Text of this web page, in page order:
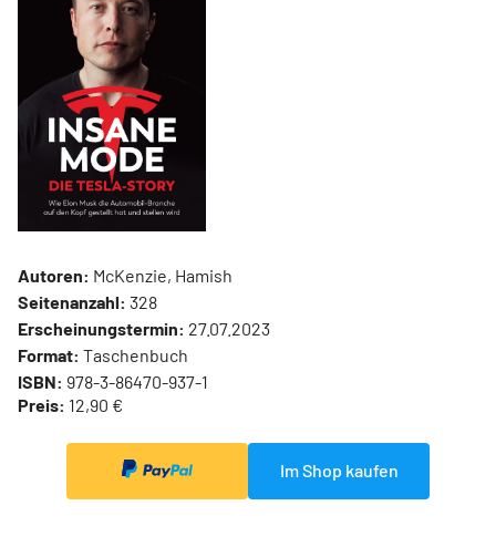
Autoren: McKenzie, Hamish
Seitenanzahl: 328
Erscheinungstermin: 27.07.2023
Format: Taschenbuch
ISBN: 978-3-86470-937-1
Preis: 12,90 €
Im Shop kaufen